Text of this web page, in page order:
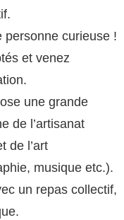
personne curieuse !
et venez
une grande
de l’artisanat
de l’art
musique etc.).
un repas collectif,